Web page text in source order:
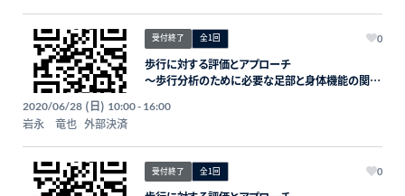
受付終了 全1回 0
歩行に対する評価とアプローチ
〜歩行分析のために必要な足部と身体機能の関連
2020/06/28 (日) 10:00 - 16:00
岩永 竜也 外部決済
受付終了 全1回 0